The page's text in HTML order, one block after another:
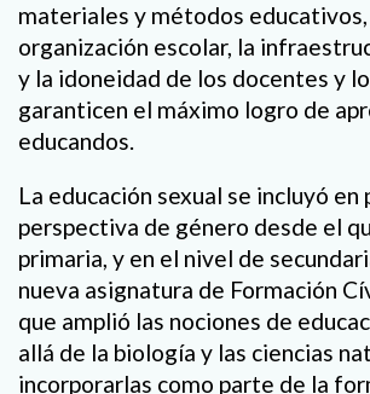
materiales y métodos educativos,
organización escolar, la
y la idoneidad de los docentes y
garanticen el máximo logro de
educandos.
La educación sexual se incluyó en
perspectiva de género desde el
primaria, y en el nivel de
nueva asignatura de Formación
que amplió las nociones de
allá de la biología y las ciencias
incorporarlas como parte de la